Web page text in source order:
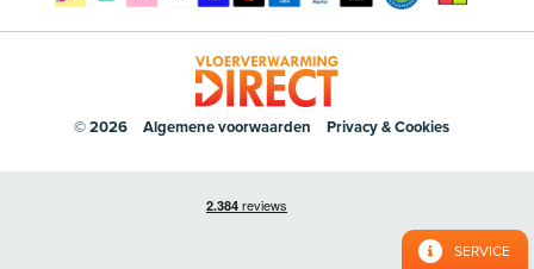
© 2026 Algemene voorwaarden Privacy & Cookies
SERVICE